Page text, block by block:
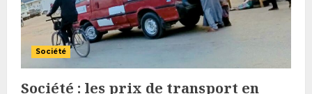
Société
Société : les prix de transport en